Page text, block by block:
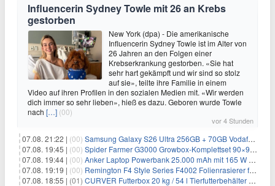
Influencerin Sydney Towle mit 26 an Krebs
gestorben
New York (dpa) - Die amerikanische
Influencerin Sydney Towle ist im Alter von
26 Jahren an den Folgen einer
Krebserkrankung gestorben. «Sie hat
sehr hart gekämpft und wir sind so stolz
auf sie», teilte ihre Familie in einem
Video auf ihren Profilen in den sozialen Medien mit. «Wir werden
dich immer so sehr lieben», hieß es dazu. Geboren wurde Towle
nach […] (00)
vor 4 Stunden
07.08. 21:22 | (00) Samsung Galaxy S26 Ultra 256GB + 70GB Vodafone-Netz für 34,99€/Monat (effektiv 4,74€/Monat)
07.08. 19:45 | (00) Spider Farmer G3000 Growbox-Komplettset 90×90×180 cm für 379,99€
07.08. 19:44 | (00) Anker Laptop Powerbank 25.000 mAh mit 165 W refurbished für 58,39€
07.08. 19:19 | (00) Remington F4 Style Series F4002 Folienrasierer für 18,99€
07.08. 18:55 | (01) CURVER Futterbox 20 kg / 54 l Tierfutterbehälter mit Rollen für 19,99€